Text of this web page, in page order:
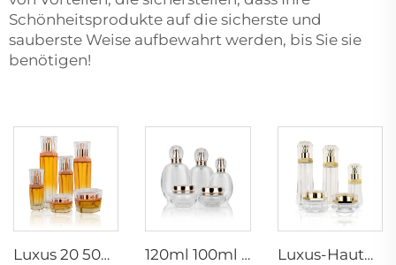
Schönheitsprodukte auf die sicherste und
sauberste Weise aufbewahrt werden, bis Sie sie
benötigen!
Luxus 20 50g 20 40 90 110 ml leere Hautpflege-Lotion-Creme-Glas-Spray-Sechseck-Kosmetikflasche-Verpackung mit Pumpe 120ml 100ml 40ml klare ovale personalisierte leere Luxuskosmetik-Gesichtscreme-Dose Hautpflege-Flaschen-Sets Verpackung Luxus-Hautpflegebehälter 120ml 100ml 40ml 50g 20g leere gefrorene Tonerflasche klare Glasflasche mit Pumpe